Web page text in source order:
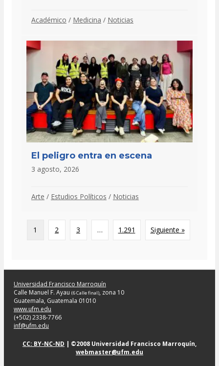
Académico / Medicina / Noticias
El peligro entra en escena
3 agosto, 2026
Arte / Estudios Políticos / Noticias
1 2 3 … 1.291 Siguiente »
Universidad Francisco Marroquín
Calle Manuel F. Ayau (6 Calle final), zona 10
Guatemala, Guatemala 01010
www.ufm.edu
(+502) 2338-7766
inf@ufm.edu
CC: BY-NC-ND | ©2008 Universidad Francisco Marroquín,
webmaster@ufm.edu